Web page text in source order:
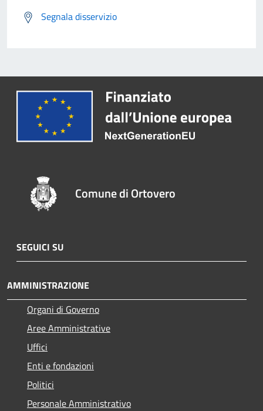
Segnala disservizio
Comune di Ortovero
SEGUICI SU
AMMINISTRAZIONE
Organi di Governo
Aree Amministrative
Uffici
Enti e fondazioni
Politici
Personale Amministrativo